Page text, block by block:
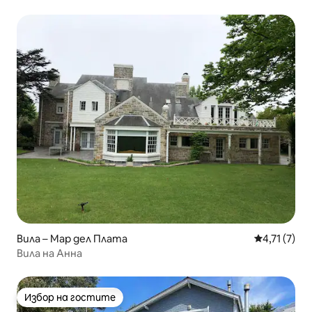
Вила – Мар дел Плата Средна
4,71 (7)
Вила на Анна
Избор на гостите
Избор на гостите